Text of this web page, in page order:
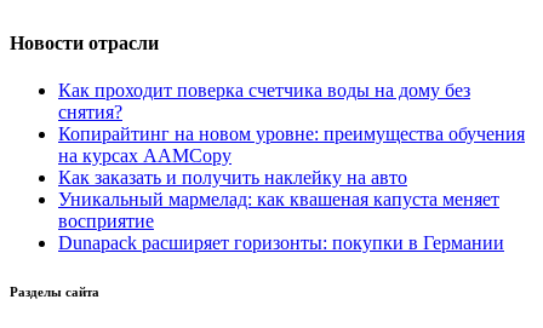
Новости отрасли
Как проходит поверка счетчика воды на дому без
снятия?
Копирайтинг на новом уровне: преимущества обучения
на курсах AAMCopy
Как заказать и получить наклейку на авто
Уникальный мармелад: как квашеная капуста меняет
восприятие
Dunapack расширяет горизонты: покупки в Германии
Разделы сайта